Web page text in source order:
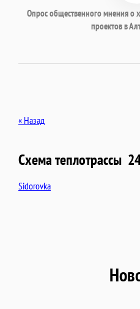
Опрос общественного мнения о
проектов в
« Назад
Схема теплотрассы
Sidorovka